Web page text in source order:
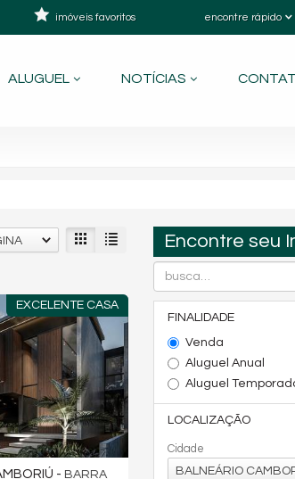
encontre rápido
imóveis favoritos
ALUGUEL NOTÍCIAS
Encontre seu
FINALIDADE
Venda
Aluguel Anual
Aluguel
LOCALIZAÇÃO
Cidade
BALNEÁRIO
EXCELENTE CASA
- BARRA